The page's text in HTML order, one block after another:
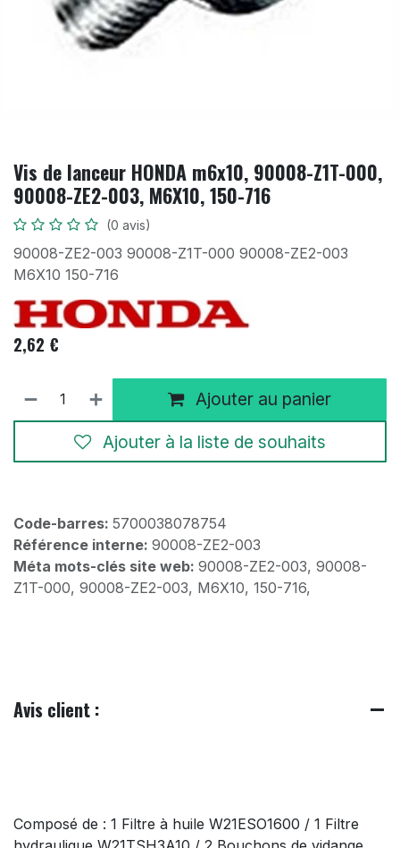
Vis de lanceur HONDA m6x10, 90008-Z1T-000,
90008-ZE2-003, M6X10, 150-716
(0 avis)
90008-ZE2-003 90008-Z1T-000 90008-ZE2-003
M6X10 150-716
2,62 €
Ajouter au panier
Ajouter à la liste de souhaits
Code-barres: 5700038078754
Référence interne: 90008-ZE2-003
Méta mots-clés site web: 90008-ZE2-003, 90008-
Z1T-000, 90008-ZE2-003, M6X10, 150-716,
Avis client :
Composé de : 1 Filtre à huile W21ESO1600 / 1 Filtre